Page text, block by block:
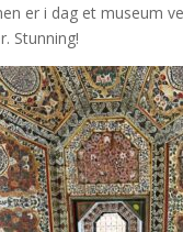
er i dag et museum
Stunning!